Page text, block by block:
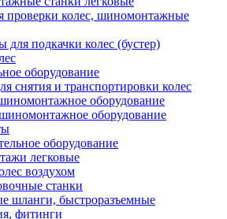
проверки колес, шиномонтажные
для подкачки колес (бустер)
оборудование
снятия и транспортировки колес
оборудование
оборудование
оборудование
легковые
воздухом
станки
шланги, быстроразъемные
фитинги